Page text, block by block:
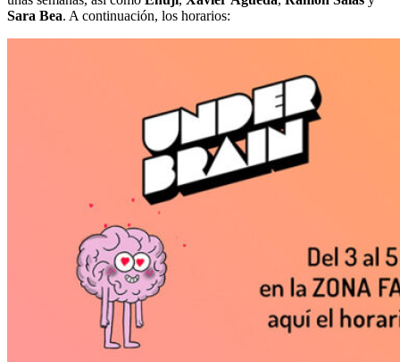
Sara Bea. A continuación, los horarios: